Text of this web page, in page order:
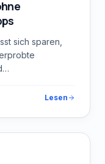
sich sparen,
Lesen